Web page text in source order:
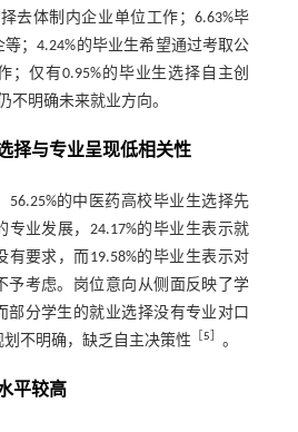
去体制内企业单位工作；6.63%毕
；4.24%的毕业生希望通过考取公
；仅有0.95%的毕业生选择自主创
不明确未来就业方向。
择与专业呈现低相关性
56.25%的中医药高校毕业生选择先
专业发展，24.17%的毕业生表示就
有要求，而19.58%的毕业生表示对
予考虑。岗位意向从侧面反映了学
部分学生的就业选择没有专业对口
不明确，缺乏自主决策性
5 。
平较高